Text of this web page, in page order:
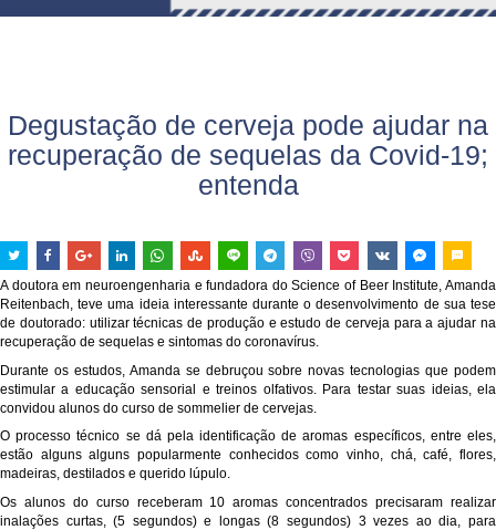
Degustação de cerveja pode ajudar na
recuperação de sequelas da Covid-19;
entenda
A doutora em neuroengenharia e fundadora do Science of Beer Institute, Amanda
Reitenbach, teve uma ideia interessante durante o desenvolvimento de sua tese
de doutorado: utilizar técnicas de produção e estudo de cerveja para a ajudar na
recuperação de sequelas e sintomas do coronavírus.
Durante os estudos, Amanda se debruçou sobre novas tecnologias que podem
estimular a educação sensorial e treinos olfativos. Para testar suas ideias, ela
convidou alunos do curso de sommelier de cervejas.
O processo técnico se dá pela identificação de aromas específicos, entre eles,
estão alguns alguns popularmente conhecidos como vinho, chá, café, flores,
madeiras, destilados e querido lúpulo.
Os alunos do curso receberam 10 aromas concentrados precisaram realizar
inalações curtas, (5 segundos) e longas (8 segundos) 3 vezes ao dia, para